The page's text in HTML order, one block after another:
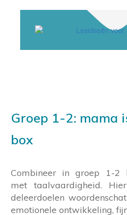
Groep 1-2: mama
box
Combineer in groep 1-2
met taalvaardigheid.
deleerdoelen
emotionele ontwikkeling,